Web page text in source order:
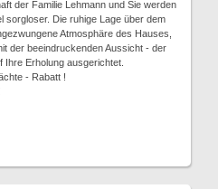
der Familie Lehmann und Sie werden
sorgloser. Die ruhige Lage über dem
Atmosphäre des Hauses,
der beeindruckenden Aussicht - der
Ihre Erholung ausgerichtet.
- Rabatt !